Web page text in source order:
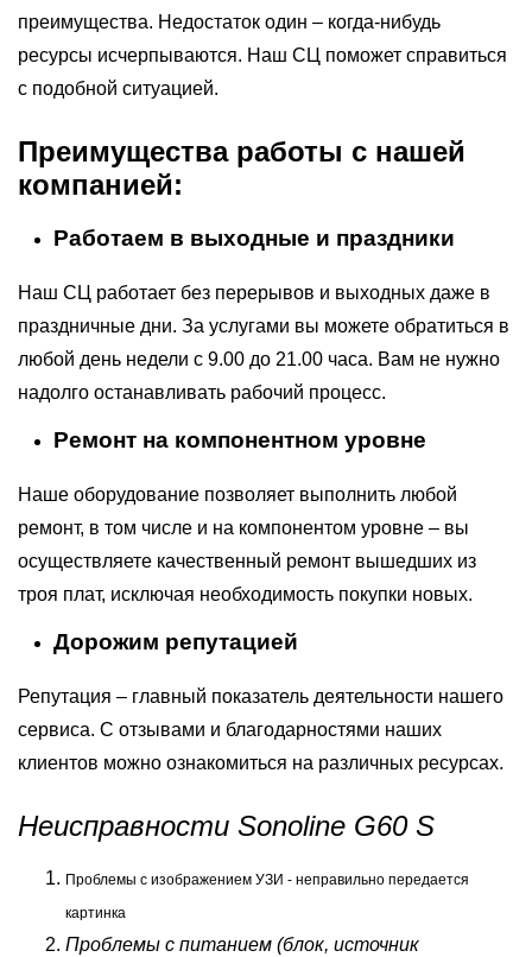
преимущества. Недостаток один – когда-нибудь
ресурсы исчерпываются. Наш СЦ поможет справиться
с подобной ситуацией.
Преимущества работы с нашей
компанией:
Работаем в выходные и праздники
Наш СЦ работает без перерывов и выходных даже в
праздничные дни. За услугами вы можете обратиться в
любой день недели с 9.00 до 21.00 часа. Вам не нужно
надолго останавливать рабочий процесс.
Ремонт на компонентном уровне
Наше оборудование позволяет выполнить любой
ремонт, в том числе и на компонентом уровне – вы
осуществляете качественный ремонт вышедших из
троя плат, исключая необходимость покупки новых.
Дорожим репутацией
Репутация – главный показатель деятельности нашего
сервиса. С отзывами и благодарностями наших
клиентов можно ознакомиться на различных ресурсах.
Неисправности Sonoline G60 S
Проблемы с изображением УЗИ - неправильно передается
картинка
Проблемы с питанием (блок, источник